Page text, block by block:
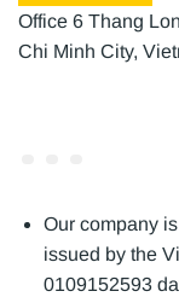
Office 6 Thang
Chi Minh City,
Our company
issued by the
0109152593